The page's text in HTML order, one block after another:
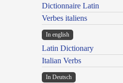
Dictionnaire Latin
Verbes italiens
In english
Latin Dictionary
Italian Verbs
In Deutsch